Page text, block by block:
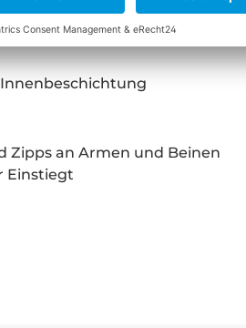
KING
Zipps an Armen und Beinen
Einstiegt